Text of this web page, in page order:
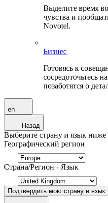
Выделите время
чувства и
Novotel.
Бизнес
Готовясь к
сосредоточьтесь
позаботятся о
en
Назад
Выберите страну и язык ниже
Географический регион
Страна/Регион - Язык
Подтвердить мою страну и язык